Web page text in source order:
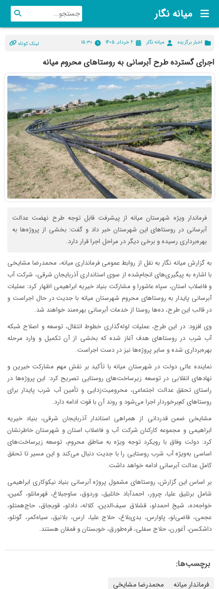
میانه نگار
اخبار برگزیده میانه نگار ۶ خرداد, ۱۴۰۵ ۱۵:۳۰ لینک کوتاه
اجرای گسترده طرح آبرسانی به روستاهای محروم میانه
فرماندار ویژه شهرستان میانه از پیشرفت قابل توجه طرح نهضت عدالت
آبرسانی در روستاهای این شهرستان خبر داد و گفت: بخشی از پروژه‌ها به
بهره‌برداری رسیده و برخی دیگر در مراحل اجرا قرار دارد.
به گزارش میانه نگار به نقل از روابط عمومی فرمانداری میانه، محمدرضا مشایخی
با اشاره به پیگیری‌های انجام‌شده از سوی استانداری آذربایجان شرقی، شرکت آب
و فاضلاب استان، سپاه عاشورا و مشارکت بنیاد خیریه ابراهیمی اظهار کرد: عملیات
آبرسانی پایدار به روستاهای محروم شهرستان میانه با جدیت در حال اجراست و
در قالب این طرح، ده‌ها روستا از خدمات آبرسانی بهره‌مند خواهند شد.
وی افزود: در این طرح، عملیات لوله‌گذاری خطوط انتقال، توسعه و اصلاح شبکه
آب شرب در روستاهای هدف آغاز شده که بخشی از آن تکمیل و وارد مرحله
بهره‌برداری شده و سایر پروژه‌ها نیز در دست اجراست.
نماینده عالی دولت در شهرستان میانه با تأکید بر نقش مهم مشارکت خیرین و
نهادهای انقلابی در توسعه زیرساخت‌های روستایی تصریح کرد: این پروژه‌ها در
راستای تحقق عدالت اجتماعی، محرومیت‌زدایی و تأمین آب شرب پایدار برای
روستاهای کم‌برخوردار اجرا می‌شود و روند آن با قوت ادامه دارد.
مشایخی ضمن قدردانی از همراهی استاندار آذربایجان شرقی، بنیاد خیریه
ابراهیمی و مجموعه کارکنان شرکت آب و فاضلاب استان و شهرستان خاطرنشان
کرد: دولت وفاق با رویکرد توجه ویژه به مناطق محروم، توسعه زیرساخت‌های
اساسی به‌ویژه آب شرب روستایی را با جدیت دنبال می‌کند و این مسیر تا تحقق
کامل عدالت آبرسانی ادامه خواهد داشت.
بر اساس این گزارش، روستاهای مشمول پروژه آبرسانی بنیاد نیکوکاری ابراهیمی
شامل برنلیق علیا، چرور، احمدآباد خانلیق، وردوق، ساوجبلاغ، قهرمانلو، گمین،
خواجه‌ده، شیخ احمدلو، قشلاق سیف‌الدین، کلاله، دادلو، قویجاق، حاج‌همتلو،
عجمی، قاضی‌لو، پاوارس، یدی‌بلاغ، حلاج علیا، ارس، بلانیق، سیاه‌کمر، گونلو،
داشکسن، آغورن، حلاج سفلی، قره‌طورق، خوبستان و قمقان هستند.
برچسب‌ها:
فرماندار میانه محمدرضا مشایخی